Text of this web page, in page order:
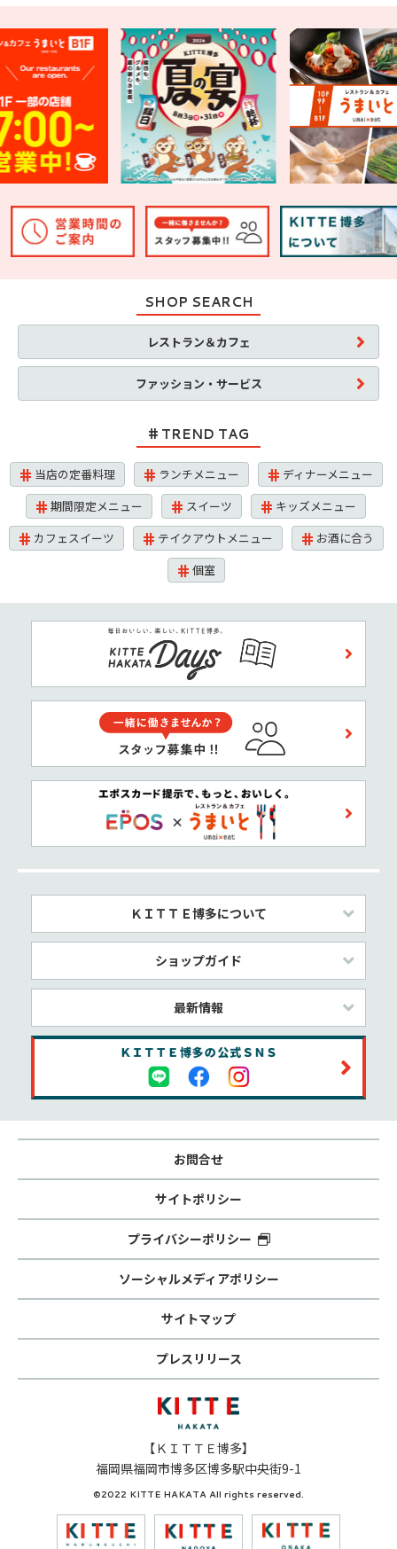
SHOP SEARCH
レストラン＆カフェ
ファッション・サービス
TREND TAG
当店の定番料理 ランチメニュー
ディナーメニュー
期間限定メニュー
スイーツ
キッズメニュー
カフェスイーツ
テイクアウトメニュー
お酒に合う
個室
ＫＩＴＴＥ博多について
ショップガイド
最新情報
お問合せ
サイトポリシー
プライバシーポリシー
ソーシャルメディアポリシー
サイトマップ
プレスリリース
【ＫＩＴＴＥ博多】
福岡県福岡市博多区博多駅中央街9-1
©2022 KITTE HAKATA All rights reserved.